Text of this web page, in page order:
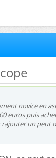
novice en
euros puis
un peut